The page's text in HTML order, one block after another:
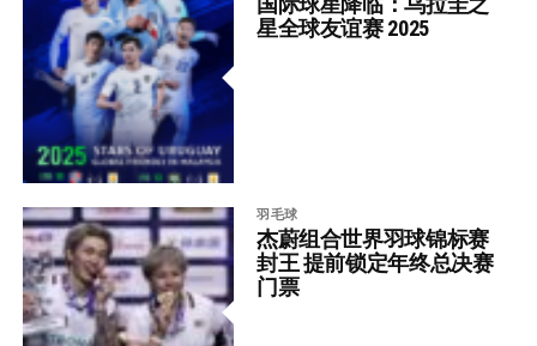
星全球友谊赛 2025
羽毛球
杰蔚组合世界羽球锦标赛
封王 提前锁定年终总决赛
门票